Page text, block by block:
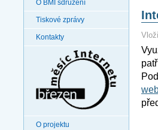
O BMI sdružení
Tiskové zprávy
Kontakty
O projektu